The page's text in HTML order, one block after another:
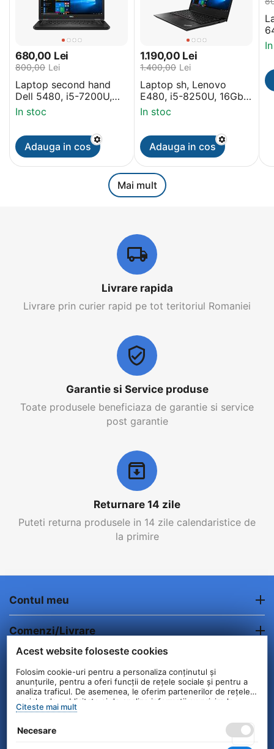
680,00 Lei
800,00 Lei
Laptop second hand
Dell 5480, i5-7200U,
8Gb, SSD 256Gb,
14inch Display
In stoc
Adauga in cos
1.190,00 Lei
1.400,00 Lei
Laptop sh, Lenovo
E480, i5-8250U, 16Gb,
256Gb M2, 14 inch
Grad A- Display, Win 11
In stoc
Adauga in cos
Mai mult
Livrare rapida
Livrare prin curier rapid pe tot teritoriul Romaniei
Garantie si Service produse
Toate produsele beneficiaza de garantie si service
post garantie
Returnare 14 zile
Puteti returna produsele in 14 zile calendaristice de
la primire
Contul meu
Comenzi/Livrare
Contact
© 2004 - 2026 Unick International. Instalat si
Configurat —
Acest website foloseste cookies
Folosim cookie-uri pentru a personaliza conținutul și
anunțurile, pentru a oferi funcții de rețele sociale și pentru a
analiza traficul. De asemenea, le oferim partenerilor de rețele
sociale, de publicitate și de analize informații cu privire la
modul în care folosiți site-ul nostru. Aceștia le pot combina cu
serviciilor lor.
Citeste mai mult
Necesare